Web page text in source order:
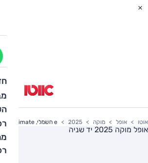
אוטו אופל מוקה 2025 e חשמלי, E-Ultimate
אופל מוקה 2025 יד שניה